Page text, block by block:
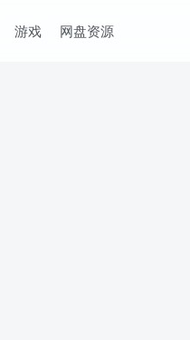
游戏 网盘资源